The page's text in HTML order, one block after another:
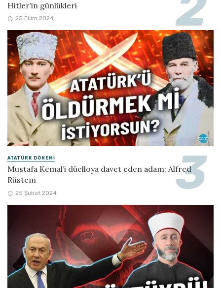
Hitler’in günlükleri
25 Ekim 2024
ATATÜRK DÖNEMI
Mustafa Kemal’i düelloya davet eden adam: Alfred
Rüstem
25 Şubat 2024